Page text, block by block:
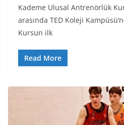
Kademe Ulusal Antrenörlük
arasında TED Koleji
Kursun ilk
Read More